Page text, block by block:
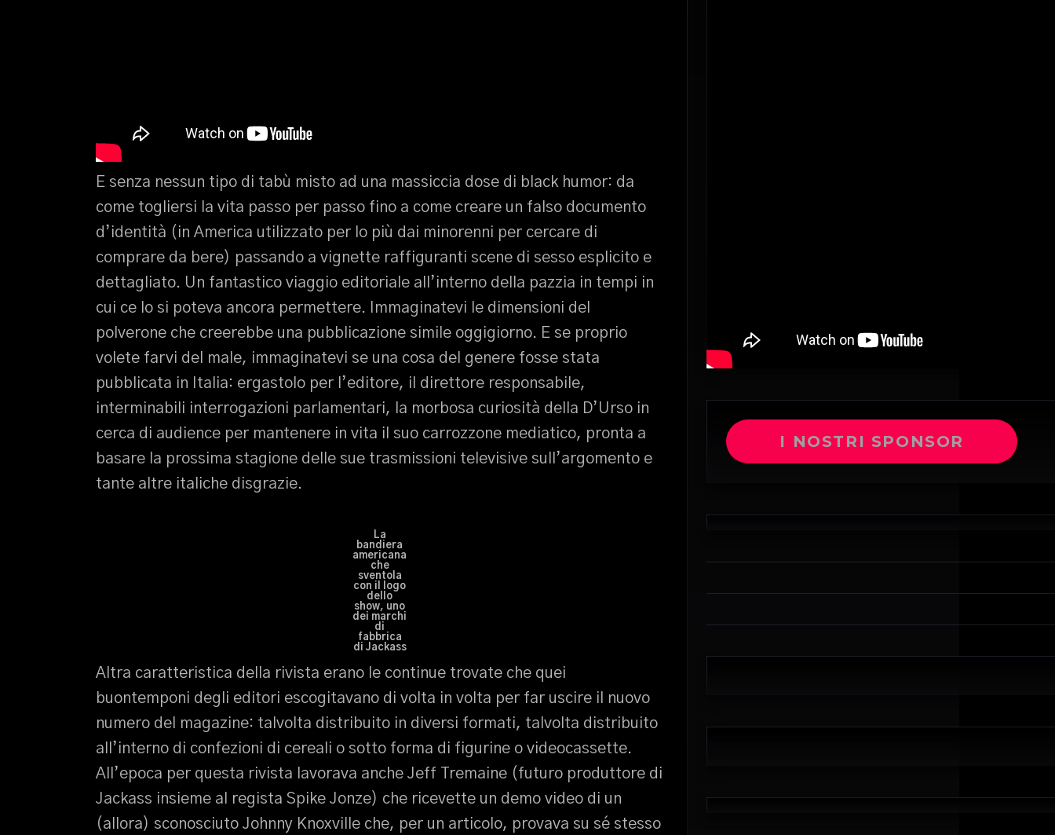
E senza nessun tipo di tabù misto ad una massiccia dose di black humor: da
come togliersi la vita passo per passo fino a come creare un falso documento
d’identità (in America utilizzato per lo più dai minorenni per cercare di
comprare da bere) passando a vignette raffiguranti scene di sesso esplicito e
dettagliato. Un fantastico viaggio editoriale all’interno della pazzia in tempi in
cui ce lo si poteva ancora permettere. Immaginatevi le dimensioni del
polverone che creerebbe una pubblicazione simile oggigiorno. E se proprio
volete farvi del male, immaginatevi se una cosa del genere fosse stata
pubblicata in Italia: ergastolo per l’editore, il direttore responsabile,
interminabili interrogazioni parlamentari, la morbosa curiosità della D’Urso in
cerca di audience per mantenere in vita il suo carrozzone mediatico, pronta a
basare la prossima stagione delle sue trasmissioni televisive sull’argomento e
tante altre italiche disgrazie.
La
bandiera
americana
che
sventola
con il logo
dello
show, uno
dei marchi
di
fabbrica
di Jackass
Altra caratteristica della rivista erano le continue trovate che quei
buontemponi degli editori escogitavano di volta in volta per far uscire il nuovo
numero del magazine: talvolta distribuito in diversi formati, talvolta distribuito
all’interno di confezioni di cereali o sotto forma di figurine o videocassette.
All’epoca per questa rivista lavorava anche Jeff Tremaine (futuro produttore di
Jackass insieme al regista Spike Jonze) che ricevette un demo video di un
(allora) sconosciuto Johnny Knoxville che, per un articolo, provava su sé stesso
I NOSTRI SPONSOR